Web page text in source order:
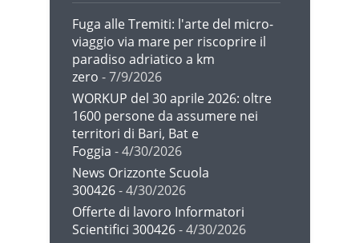
Fuga alle Tremiti: l'arte del micro-
viaggio via mare per riscoprire il
paradiso adriatico a km
zero - 7/9/2026
WORKUP del 30 aprile 2026: oltre
1600 persone da assumere nei
territori di Bari, Bat e
Foggia - 4/30/2026
News Orizzonte Scuola
300426- 4/30/2026
Offerte di lavoro Informatori
Scientifici 300426- 4/30/2026